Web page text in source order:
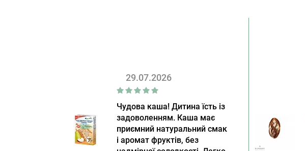
29.07.2026
Чудова каша! Дитина їсть із
задоволенням. Каша має
приємний натуральний смак
і аромат фруктів, без